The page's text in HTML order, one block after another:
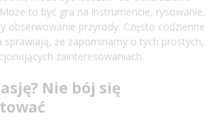
to być gra na instrumencie, rysowanie,
obserwowanie przyrody. Często codzienne
sprawiają, że zapominamy o tych prostych,
zainteresowaniach.
Nie bój się